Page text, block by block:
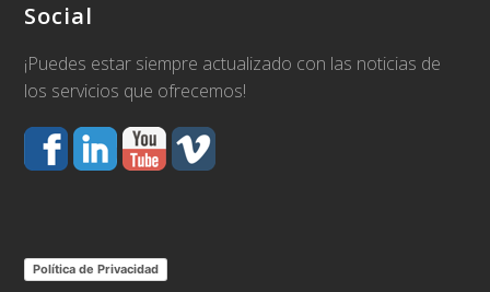
Social
¡Puedes estar siempre actualizado con las noticias de
los servicios que ofrecemos!
Política de Privacidad